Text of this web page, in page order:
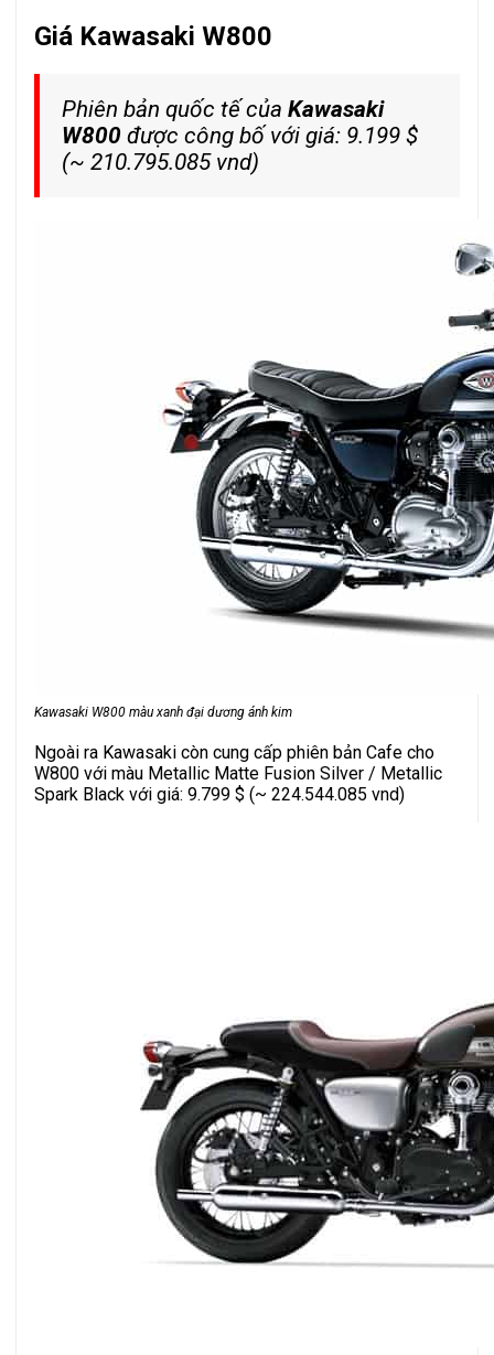
Giá Kawasaki W800
Phiên bản quốc tế của Kawasaki
W800 được công bố với giá: 9.199 $
(~ 210.795.085 vnd)
Kawasaki W800 màu xanh đại dương ánh kim
Ngoài ra Kawasaki còn cung cấp phiên bản Cafe cho
W800 với màu Metallic Matte Fusion Silver / Metallic
Spark Black với giá: 9.799 $ (~ 224.544.085 vnd)